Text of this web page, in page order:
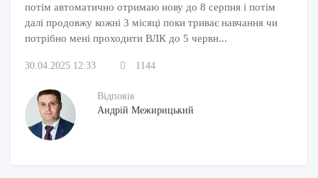
потім автоматично отримаю нову до 8 серпня і потім
далі продовжу кожні 3 місяці поки триває навчання чи
потрібно мені проходити ВЛК до 5 червн...
30.04.2025 12:33 1144
Відповів
Андрій Межирицький